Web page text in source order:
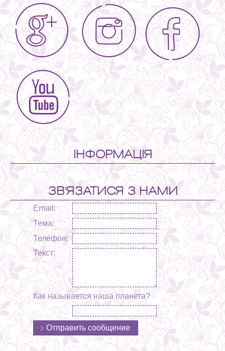
ІНФОРМАЦІЯ
ЗВ'ЯЗАТИСЯ З НАМИ
Email:
Тема:
Телефон:
Текст:
Как называется наша планета?